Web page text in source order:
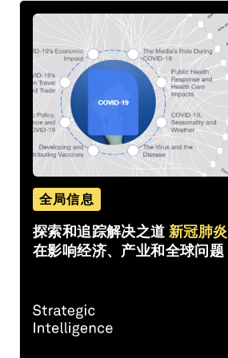
全局信息
探索和追踪解决之道 新冠肺炎
在影响经济、产业和全球问题